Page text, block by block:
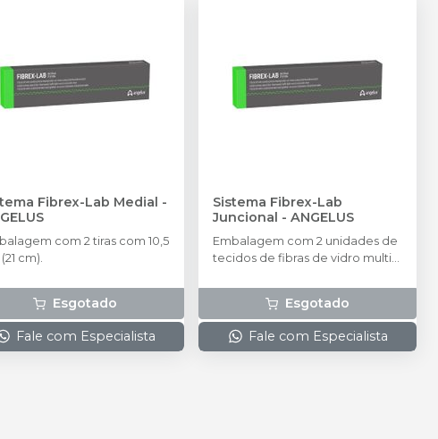
Sistema Fibrex-Lab Medial -
com 2 tiras com 10,5
cm).
Esgotado
Fale com Especialista
Sistema Fibrex-Lab
Juncional - ANGELUS
Embalagem com 2 unidades de
tecidos de fibras de vidro multi-
Esgotado
Fale com Especialista